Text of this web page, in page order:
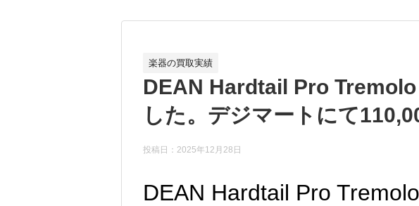
楽器の買取実績
DEAN Hardtail Pro Tremolo
した。デジマートにて
投稿日：2025年12月28日
DEAN Hardtail Pro